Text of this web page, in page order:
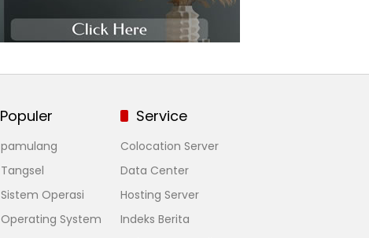
Populer
pamulang
Tangsel
Sistem Operasi
Operating System
Service
Colocation Server
Data Center
Hosting Server
Indeks Berita